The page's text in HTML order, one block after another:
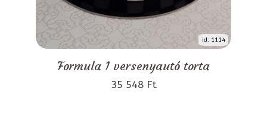
id: 1114
Formula 1 versenyautó torta
35 548 Ft